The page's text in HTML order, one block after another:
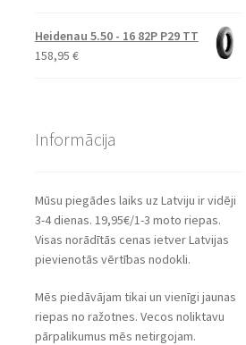
Heidenau 5.50 - 16 82P P29 TT
158,95 €
Informācija
Mūsu piegādes laiks uz Latviju ir vidēji
3-4 dienas. 19,95€/1-3 moto riepas.
Visas norādītās cenas ietver Latvijas
pievienotās vērtības nodokli.
Mēs piedāvājam tikai un vienīgi jaunas
riepas no ražotnes. Vecos noliktavu
pārpalikumus mēs netirgojam.